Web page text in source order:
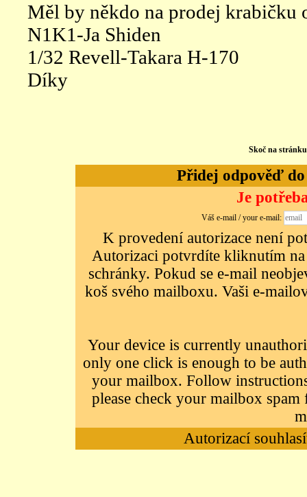
Měl by někdo na prodej krabičku
N1K1-Ja Shiden
1/32 Revell-Takara H-170
Díky
Skoč na
Přidej odpověď
Je
Váš e-mail / your e-mail:
K provedení autorizace není
Autorizaci potvrdíte kliknutím na
schránky. Pokud se e-mail
koš svého mailboxu. Vaši e-
Your device is currently
only one click is enough to be
your mailbox. Follow
please check your mailbox
Autorizací